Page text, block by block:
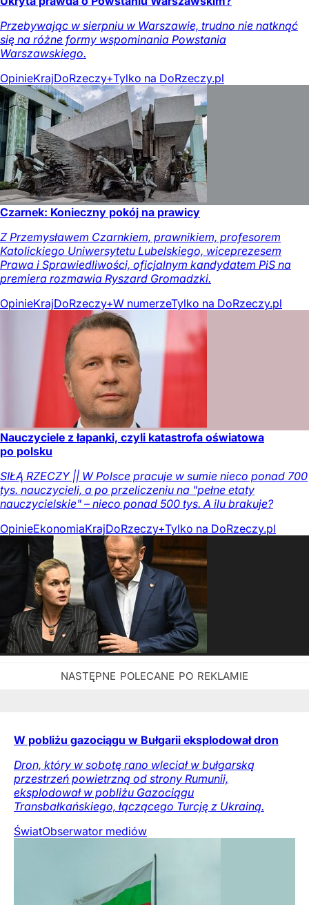
Przebywając w sierpniu w Warszawie, trudno nie natknąć
się na różne formy wspominania Powstania
Warszawskiego.
OpinieKrajDoRzeczy+Tylko na DoRzeczy.pl
Czarnek: Konieczny pokój na prawicy
Z Przemysławem Czarnkiem, prawnikiem, profesorem
Katolickiego Uniwersytetu Lubelskiego, wiceprezesem
Prawa i Sprawiedliwości, oficjalnym kandydatem PiS na
premiera rozmawia Ryszard Gromadzki.
OpinieKrajDoRzeczy+W numerzeTylko na DoRzeczy.pl
Nauczyciele z łapanki, czyli katastrofa oświatowa
po polsku
SIŁĄ RZECZY || W Polsce pracuje w sumie nieco ponad 700
tys. nauczycieli, a po przeliczeniu na "pełne etaty
nauczycielskie" – nieco ponad 500 tys. A ilu brakuje?
OpinieEkonomiaKrajDoRzeczy+Tylko na DoRzeczy.pl
W pobliżu gazociągu w Bułgarii eksplodował dron
Dron, który w sobotę rano wleciał w bułgarską
przestrzeń powietrzną od strony Rumunii,
eksplodował w pobliżu Gazociągu
Transbałkańskiego, łączącego Turcję z Ukrainą.
ŚwiatObserwator mediów